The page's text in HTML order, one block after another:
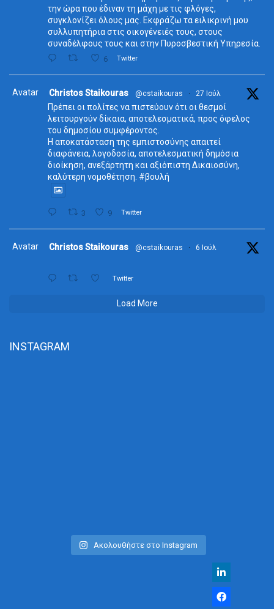
την ώρα που έδιναν τη μάχη με τις φλόγες,
συγκλονίζει όλους μας. Εκφράζω τα ειλικρινή μου
συλλυπητήρια στις οικογένειές τους, στους
συναδέλφους τους και στην Πυροσβεστική Υπηρεσία.
6 Twitter
Avatar Christos Staikouras @cstaikouras · 27 Ιούλ
Πρέπει οι πολίτες να πιστεύουν ότι οι θεσμοί
λειτουργούν δίκαια, αποτελεσματικά, προς όφελος
του δημοσίου συμφέροντος.
Η αποκατάσταση της εμπιστοσύνης απαιτεί
διαφάνεια, λογοδοσία, αποτελεσματική δημόσια
διοίκηση, ανεξάρτητη και αξιόπιστη Δικαιοσύνη,
καλύτερη νομοθέτηση. #βουλή
3 9 Twitter
Avatar Christos Staikouras @cstaikouras · 6 Ιούλ
Twitter
Load More
INSTAGRAM
Ακολουθήστε στο Instagram